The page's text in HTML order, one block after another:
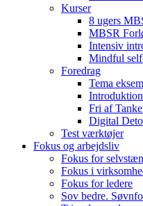
Kurser
8 ugers
MBSR
Intensiv
Mindful self
Foredrag
Tema
Fri af
Digital
Test værktøjer
Fokus og arbejdsliv
Fokus for
Fokus i
Fokus for ledere
Sov bedre.